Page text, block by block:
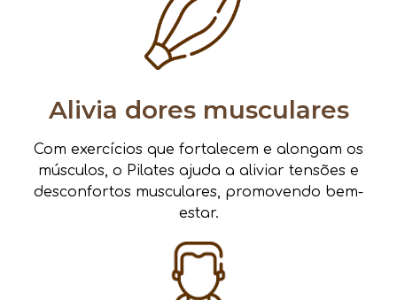
Alivia dores musculares
Com exercícios que fortalecem e alongam os
músculos, o Pilates ajuda a aliviar tensões e
desconfortos musculares, promovendo bem-
estar.